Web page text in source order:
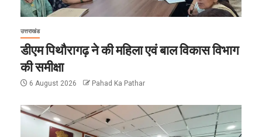
उत्तराखंड
डीएम पिथौरागढ़ ने की महिला एवं बाल विकास विभाग
की समीक्षा
6 August 2026 Pahad Ka Pathar